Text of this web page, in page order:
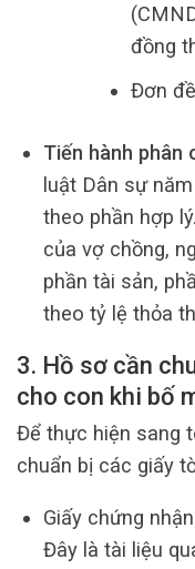
đồng
Đơn
Tiến hành phân
luật Dân sự
theo phần hợp
của vợ chồng,
phần tài sản,
theo tỷ lệ thỏa
3. Hồ sơ cần
cho con khi bố
Để thực hiện sang
chuẩn bị các giấy
Giấy chứng
Đây là tài liệu